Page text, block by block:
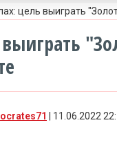
цель выиграть
| 11.06.2022